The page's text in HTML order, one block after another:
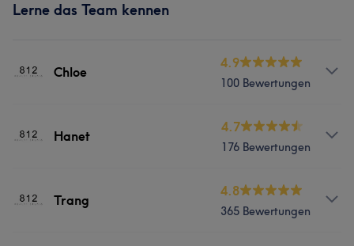
Lerne das Team kennen
Chloe
4.9
100 Bewertungen
Portfolio
Hanet
4.7
176 Bewertungen
Trang
4.8
365 Bewertungen